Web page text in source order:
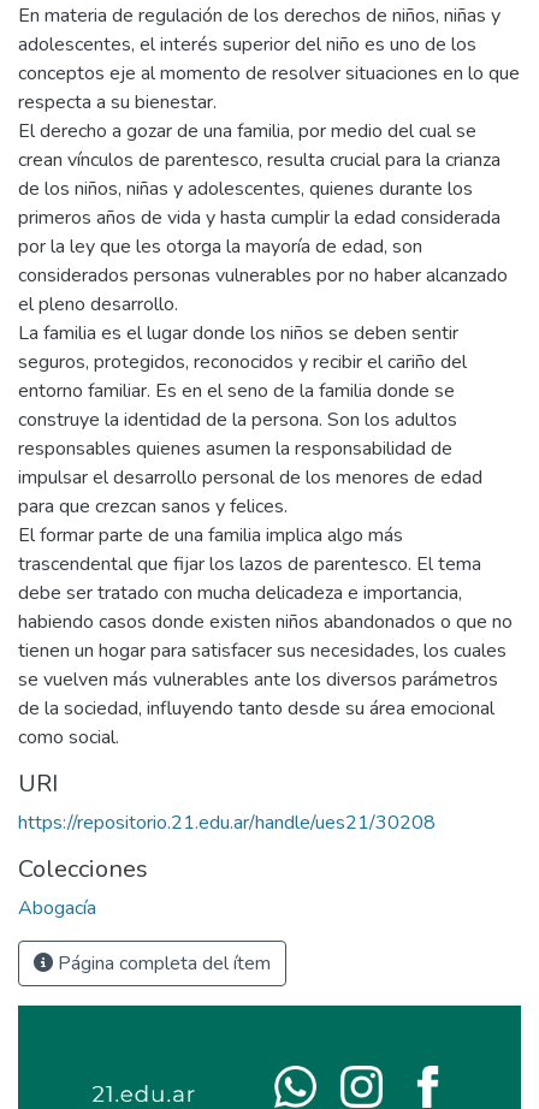
En materia de regulación de los derechos de niños, niñas y
adolescentes, el interés superior del niño es uno de los
conceptos eje al momento de resolver situaciones en lo que
respecta a su bienestar.
El derecho a gozar de una familia, por medio del cual se
crean vínculos de parentesco, resulta crucial para la crianza
de los niños, niñas y adolescentes, quienes durante los
primeros años de vida y hasta cumplir la edad considerada
por la ley que les otorga la mayoría de edad, son
considerados personas vulnerables por no haber alcanzado
el pleno desarrollo.
La familia es el lugar donde los niños se deben sentir
seguros, protegidos, reconocidos y recibir el cariño del
entorno familiar. Es en el seno de la familia donde se
construye la identidad de la persona. Son los adultos
responsables quienes asumen la responsabilidad de
impulsar el desarrollo personal de los menores de edad
para que crezcan sanos y felices.
El formar parte de una familia implica algo más
trascendental que fijar los lazos de parentesco. El tema
debe ser tratado con mucha delicadeza e importancia,
habiendo casos donde existen niños abandonados o que no
tienen un hogar para satisfacer sus necesidades, los cuales
se vuelven más vulnerables ante los diversos parámetros
de la sociedad, influyendo tanto desde su área emocional
como social.
URI
https://repositorio.21.edu.ar/handle/ues21/30208
Colecciones
Abogacía
Página completa del ítem